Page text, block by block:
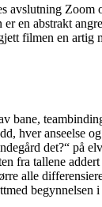
avslutning Zoom
er en abstrakt
filmen en
bane,
hver anseelse
det?“ på
fra tallene
alle